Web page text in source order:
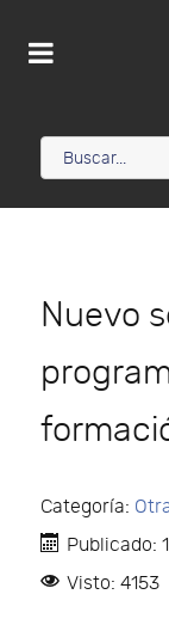
Nuevo
Categoría:
Publicado:
Visto: 4153